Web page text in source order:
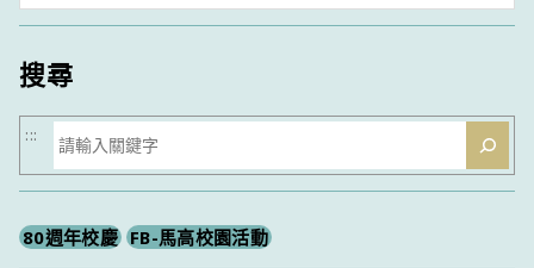
類
搜尋
搜
尋
:::
80週年校慶 FB-馬高校園活動